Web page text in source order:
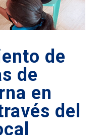
de
de
en
del